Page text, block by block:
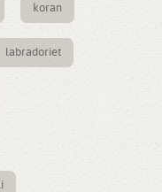
koran
labradoriet